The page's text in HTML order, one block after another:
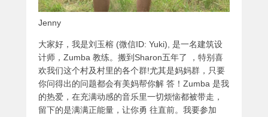
Jenny
大家好，我是刘玉榕 (微信ID: Yuki), 是一名建筑设
计师，Zumba 教练。搬到Sharon五年了 ，特别喜
欢我们这个村及村里的各个群!尤其是妈妈群，只要
你问得出的问题都会有美妈帮你解 答！Zumba 是我
的热爱，在充满动感的音乐里一切烦恼都被带走，
留下的是满满正能量，让你勇 往直前。我要参加